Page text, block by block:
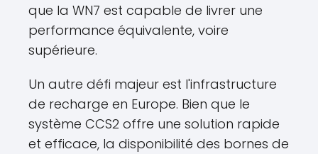
que la WN7 est capable de livrer une
performance équivalente, voire
supérieure.
Un autre défi majeur est l'infrastructure
de recharge en Europe. Bien que le
système CCS2 offre une solution rapide
et efficace, la disponibilité des bornes de